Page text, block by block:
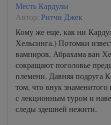
Месть Кардулы
Автор: Ритчи Джек
Кому же еще, как ни
Хельсинга.) Потомки
вампиров, Абрахама ван
сокращают поголовье
племени. Давняя подруга
том, что внук
с лекционным туром и
следы здешней нежити.